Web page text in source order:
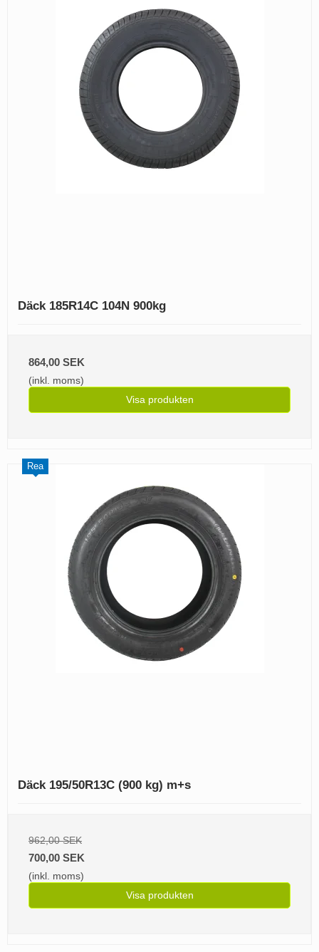
Däck 185R14C 104N 900kg
864,00 SEK
(inkl. moms)
Visa produkten
Rea
Däck 195/50R13C (900 kg) m+s
962,00 SEK
700,00 SEK
(inkl. moms)
Visa produkten